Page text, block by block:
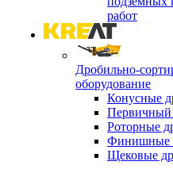
работ
Дробильно-
оборудование
Конусные
Первичный
Роторные
Финишные
Щековые